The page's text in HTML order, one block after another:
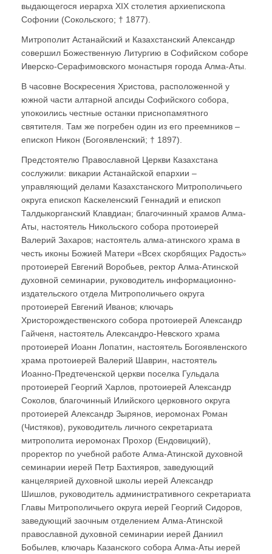
выдающегося иерарха ХIХ столетия архиепископа
Софонии (Сокольского; † 1877).
Митрополит Астанайский и Казахстанский Александр
совершил Божественную Литургию в Софийском соборе
Иверско-Серафимовского монастыря города Алма-Аты.
В часовне Воскресения Христова, расположенной у
южной части алтарной апсиды Софийского собора,
упокоились честные останки приснопамятного
святителя. Там же погребен один из его преемников –
епископ Никон (Богоявленский; † 1897).
Предстоятелю Православной Церкви Казахстана
сослужили: викарии Астанайской епархии –
управляющий делами Казахстанского Митрополичьего
округа епископ Каскеленский Геннадий и епископ
Талдыкорганский Клавдиан; благочинный храмов Алма-
Аты, настоятель Никольского собора протоиерей
Валерий Захаров; настоятель алма-атинского храма в
честь иконы Божией Матери «Всех скорбящих Радость»
протоиерей Евгений Воробьев, ректор Алма-Атинской
духовной семинарии, руководитель информационно-
издательского отдела Митрополичьего округа
протоиерей Евгений Иванов; ключарь
Христорождественского собора протоиерей Александр
Гайченя, настоятель Александро-Невского храма
протоиерей Иоанн Лопатин, настоятель Богоявленского
храма протоиерей Валерий Шаврин, настоятель
Иоанно-Предтеченской церкви поселка Гульдала
протоиерей Георгий Харлов, протоиерей Александр
Соколов, благочинный Илийского церковного округа
протоиерей Александр Зырянов, иеромонах Роман
(Чистяков), руководитель личного секретариата
митрополита иеромонах Прохор (Ендовицкий),
проректор по учебной работе Алма-Атинской духовной
семинарии иерей Петр Бахтияров, заведующий
канцелярией духовной школы иерей Александр
Шишлов, руководитель административного секретариата
Главы Митрополичьего округа иерей Георгий Сидоров,
заведующий заочным отделением Алма-Атинской
православной духовной семинарии иерей Даниил
Бобылев, ключарь Казанского собора Алма-Аты иерей